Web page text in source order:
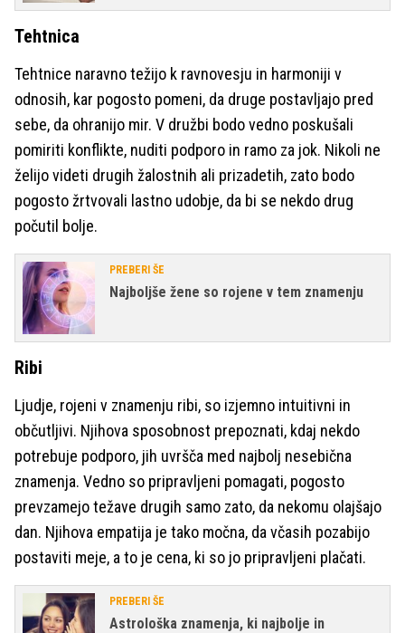
Tehtnica
Tehtnice naravno težijo k ravnovesju in harmoniji v
odnosih, kar pogosto pomeni, da druge postavljajo pred
sebe, da ohranijo mir. V družbi bodo vedno poskušali
pomiriti konflikte, nuditi podporo in ramo za jok. Nikoli ne
želijo videti drugih žalostnih ali prizadetih, zato bodo
pogosto žrtvovali lastno udobje, da bi se nekdo drug
počutil bolje.
PREBERI ŠE
Najboljše žene so rojene v tem znamenju
Ribi
Ljudje, rojeni v znamenju ribi, so izjemno intuitivni in
občutljivi. Njihova sposobnost prepoznati, kdaj nekdo
potrebuje podporo, jih uvršča med najbolj nesebična
znamenja. Vedno so pripravljeni pomagati, pogosto
prevzamejo težave drugih samo zato, da nekomu olajšajo
dan. Njihova empatija je tako močna, da včasih pozabijo
postaviti meje, a to je cena, ki so jo pripravljeni plačati.
PREBERI ŠE
Astrološka znamenja, ki najbolje in